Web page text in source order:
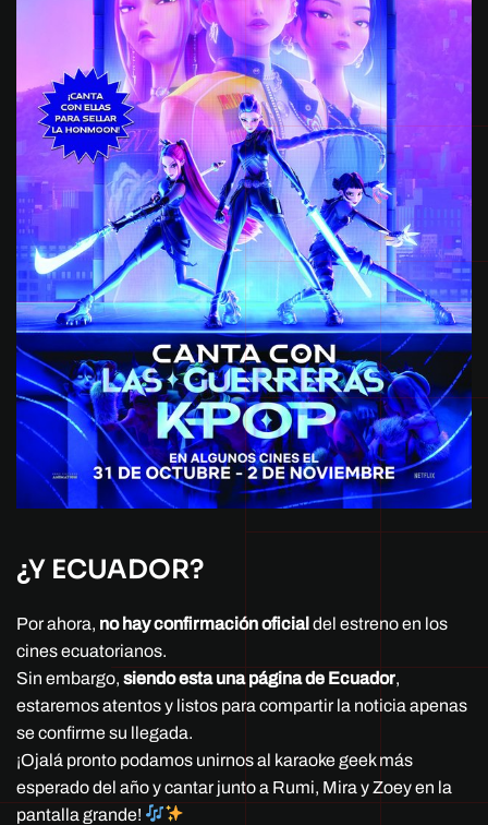
¿Y ECUADOR?
Por ahora, no hay confirmación oficial del estreno en los
cines ecuatorianos.
Sin embargo, siendo esta una página de Ecuador,
estaremos atentos y listos para compartir la noticia apenas
se confirme su llegada.
¡Ojalá pronto podamos unirnos al karaoke geek más
esperado del año y cantar junto a Rumi, Mira y Zoey en la
pantalla grande!